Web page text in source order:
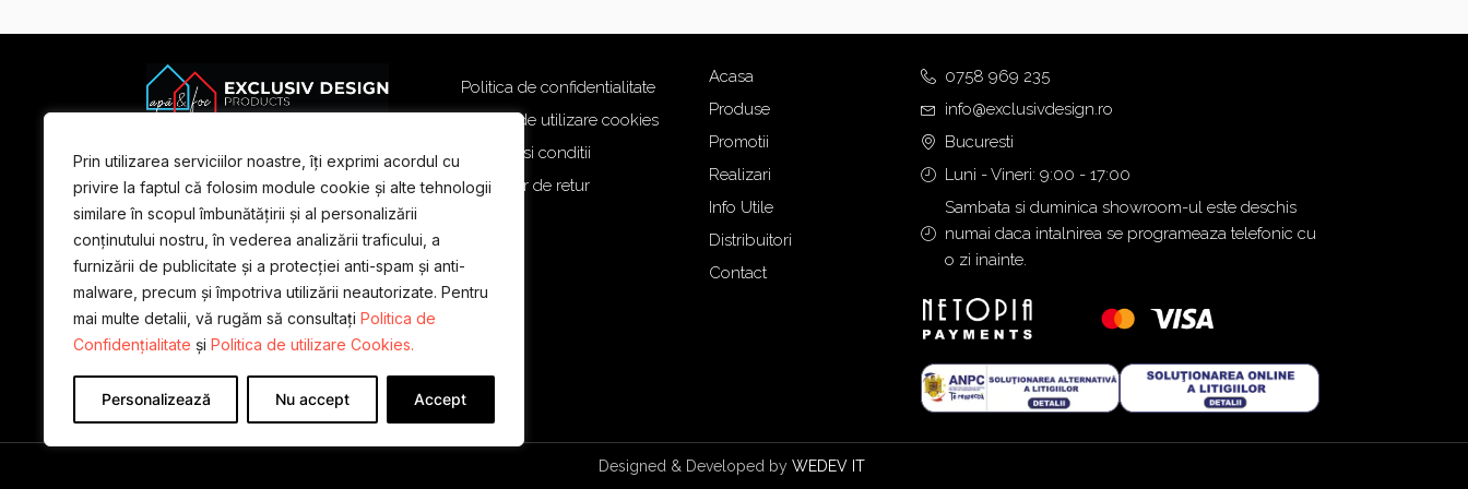
Prin utilizarea serviciilor noastre, îți exprimi acordul cu
privire la faptul că folosim module cookie și alte tehnologii
similare în scopul îmbunătățirii și al personalizării
conținutului nostru, în vederea analizării traficului, a
furnizării de publicitate și a protecției anti-spam și anti-
malware, precum și împotriva utilizării neautorizate. Pentru
mai multe detalii, vă rugăm să consultați Politica de
Confidențialitate și Politica de utilizare Cookies.
Personalizează Nu accept Accept
Politica de confidentialitate
Politica de utilizare cookies
Termeni si conditii
Formular de retur
Acasa
Produse
Promotii
Realizari
Info Utile
Distribuitori
Contact
0758 969 235
info@exclusivdesign.ro
Bucuresti
Luni - Vineri: 9:00 - 17:00
Sambata si duminica showroom-ul este deschis
numai daca intalnirea se programeaza telefonic cu
o zi inainte.
Designed & Developed by WEDEV IT